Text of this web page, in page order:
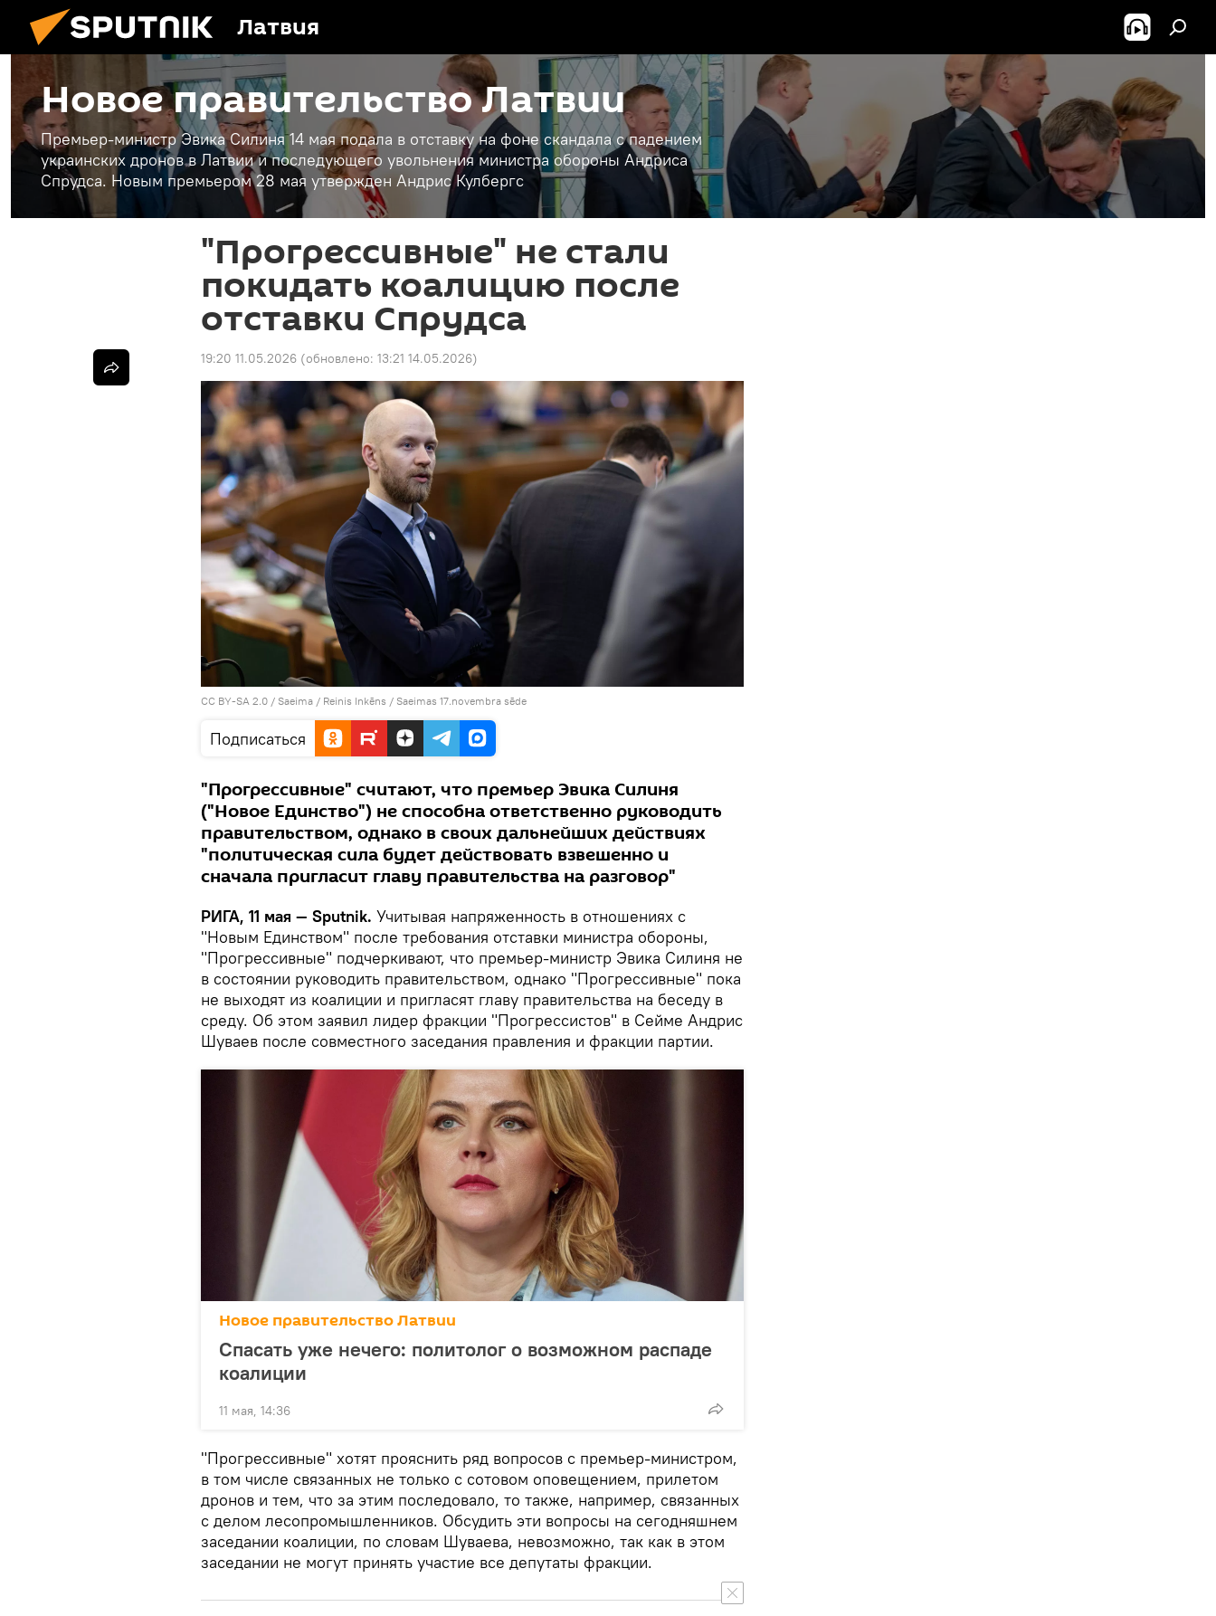
Латвия
Новое правительство Латвии
Премьер-министр Эвика Силиня 14 мая подала в отставку на фоне скандала с падением
украинских дронов в Латвии и последующего увольнения министра обороны Андриса
Спрудса. Новым премьером 28 мая утвержден Андрис Кулбергс
"Прогрессивные" не стали
покидать коалицию после
отставки Спрудса
19:20 11.05.2026 (обновлено: 13:21 14.05.2026)
CC BY-SA 2.0 / Saeima / Reinis Inkēns / Saeimas 17.novembra sēde
Подписаться
"Прогрессивные" считают, что премьер Эвика Силиня
("Новое Единство") не способна ответственно руководить
правительством, однако в своих дальнейших действиях
"политическая сила будет действовать взвешенно и
сначала пригласит главу правительства на разговор"
РИГА, 11 мая — Sputnik. Учитывая напряженность в отношениях с
"Новым Единством" после требования отставки министра обороны,
"Прогрессивные" подчеркивают, что премьер-министр Эвика Силиня не
в состоянии руководить правительством, однако "Прогрессивные" пока
не выходят из коалиции и пригласят главу правительства на беседу в
среду. Об этом заявил лидер фракции "Прогрессистов" в Сейме Андрис
Шуваев после совместного заседания правления и фракции партии.
Новое правительство Латвии
Спасать уже нечего: политолог о возможном распаде
коалиции
11 мая, 14:36
"Прогрессивные" хотят прояснить ряд вопросов с премьер-министром,
в том числе связанных не только с сотовом оповещением, прилетом
дронов и тем, что за этим последовало, то также, например, связанных
с делом лесопромышленников. Обсудить эти вопросы на сегодняшнем
заседании коалиции, по словам Шуваева, невозможно, так как в этом
заседании не могут принять участие все депутаты фракции.